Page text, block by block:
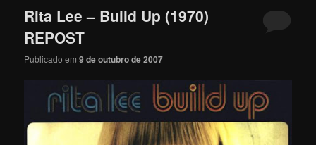
Rita Lee – Build Up (1970)
REPOST
Publicado em9 de outubro de 2007